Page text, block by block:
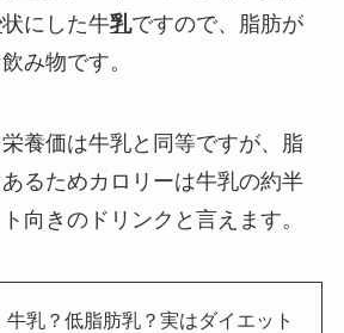
状にした牛乳ですので、脂肪が
み物です。
養価は牛乳と同等ですが、脂
るためカロリーは牛乳の約半
向きのドリンクと言えます。
牛乳？低脂肪乳？実はダイエット